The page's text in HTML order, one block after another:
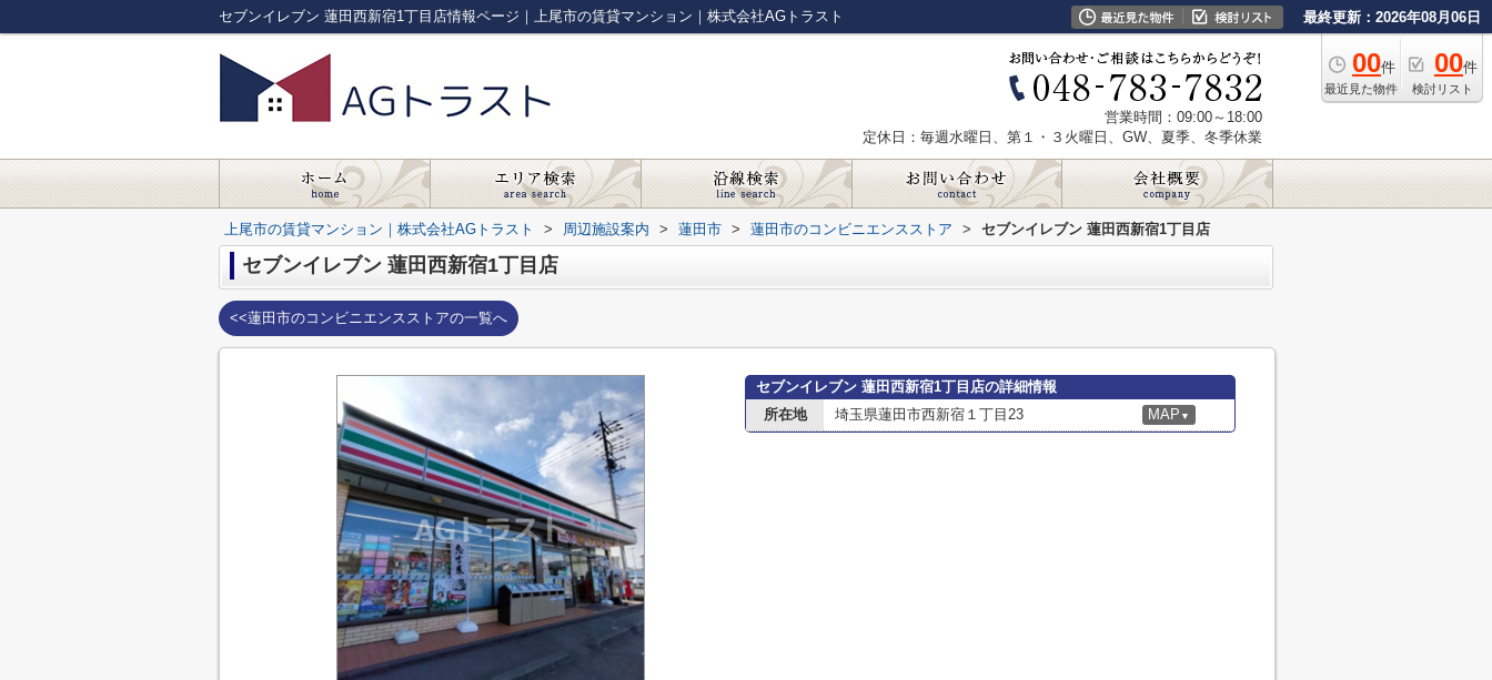
セブンイレブン 蓮田西新宿1丁目店情報ページ｜上尾市の賃貸マンション｜株式会社AGトラスト 最終更新：2026年08月06日
00件
最近見た物件
00件
検討リスト
営業時間：09:00～18:00
定休日：毎週水曜日、第１・３火曜日、GW、夏季、冬季休業
上尾市の賃貸マンション｜株式会社AGトラスト > 周辺施設案内 > 蓮田市 > 蓮田市のコンビニエンスストア > セブンイレブン 蓮田西新宿1丁目店
セブンイレブン 蓮田西新宿1丁目店
<<蓮田市のコンビニエンスストアの一覧へ
セブンイレブン 蓮田西新宿1丁目店の詳細情報
所在地
埼玉県蓮田市西新宿１丁目23 MAP ▼